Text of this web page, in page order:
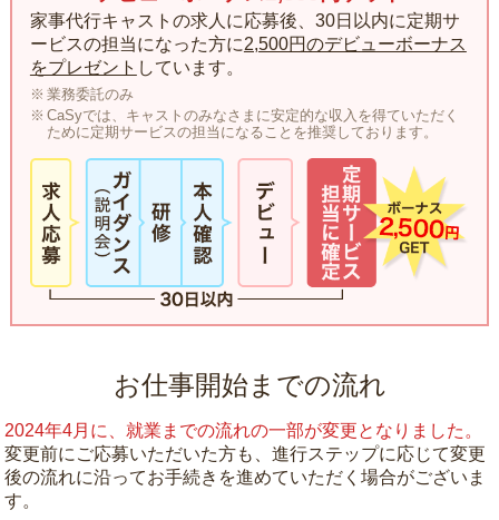
家事代行キャストの求人に応募後、30日以内に定期サ
ービスの担当になった方に2,500円のデビューボーナス
をプレゼント しています。
業務委託のみ
CaSyでは、キャストのみなさまに安定的な収入を得ていただく
ために定期サービスの担当になることを推奨しております。
お仕事開始までの流れ
2024年4月に、就業までの流れの一部が変更となりました。
変更前にご応募いただいた方も、進行ステップに応じて変更
後の流れに沿ってお手続きを進めていただく場合がございま
す。